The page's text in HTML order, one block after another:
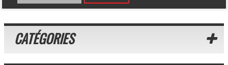
CATÉGORIES